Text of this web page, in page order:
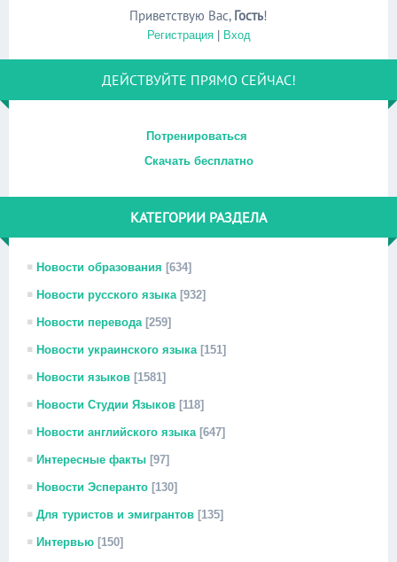
Приветствую Вас, Гость!
Регистрация| Вход
ДЕЙСТВУЙТЕ ПРЯМО СЕЙЧАС!
Потренироваться
Скачать бесплатно
КАТЕГОРИИ РАЗДЕЛА
Новости образования [634]
Новости русского языка [932]
Новости перевода [259]
Новости украинского языка [151]
Новости языков [1581]
Новости Студии Языков [118]
Новости английского языка [647]
Интересные факты [97]
Новости Эсперанто [130]
Для туристов и эмигрантов [135]
Интервью [150]